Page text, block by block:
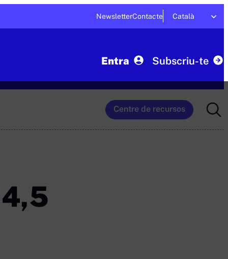
NewsletterContacte Català
Entra Subscriu-te
Centre de recursos
for: